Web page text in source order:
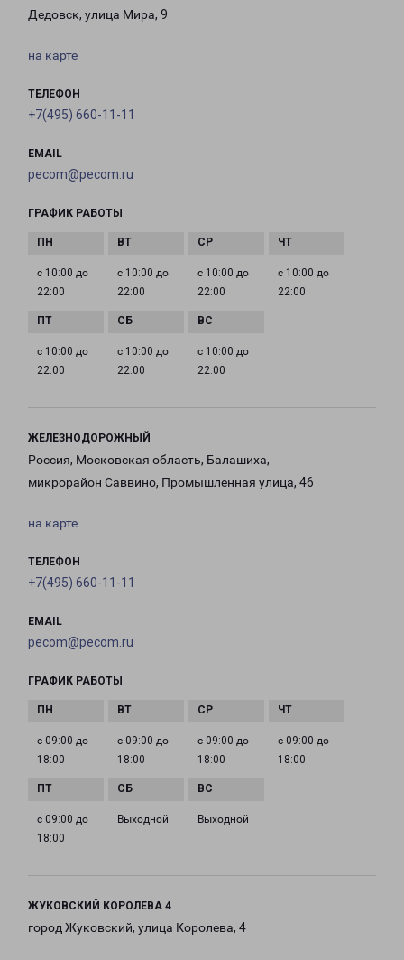
Дедовск, улица Мира, 9
на карте
ТЕЛЕФОН
+7(495) 660-11-11
EMAIL
pecom@pecom.ru
ГРАФИК РАБОТЫ
с 10:00 до
22:00
с 10:00 до
22:00
с 10:00 до
22:00
с 10:00 до
22:00
с 10:00 до
22:00
с 10:00 до
22:00
с 10:00 до
22:00
ЖЕЛЕЗНОДОРОЖНЫЙ
Россия, Московская область, Балашиха,
микрорайон Саввино, Промышленная улица, 46
на карте
ТЕЛЕФОН
+7(495) 660-11-11
EMAIL
pecom@pecom.ru
ГРАФИК РАБОТЫ
с 09:00 до
18:00
с 09:00 до
18:00
с 09:00 до
18:00
с 09:00 до
18:00
с 09:00 до
18:00
Выходной Выходной
ЖУКОВСКИЙ КОРОЛЕВА 4
город Жуковский, улица Королева, 4